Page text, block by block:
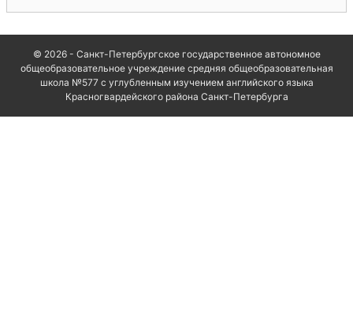
© 2026 - Санкт-Петербургское государственное автономное
общеобразовательное учреждение средняя общеобразовательная
школа №577 с углубленным изучением английского языка
Красногвардейского района Санкт-Петербурга